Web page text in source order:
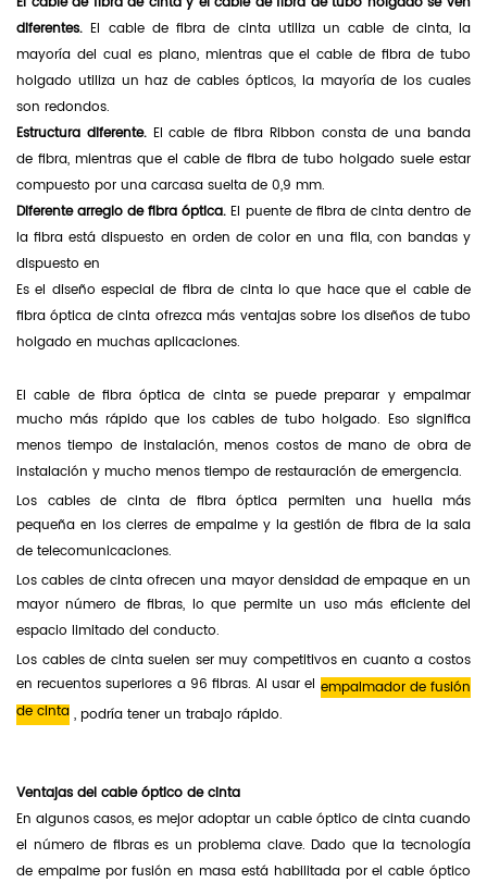
diferentes.El cable de fibra de cinta utiliza un cable de cinta, la
mayoría del cual es plano, mientras que el cable de fibra de tubo
holgado utiliza un haz de cables ópticos, la mayoría de los cuales
son redondos.
Estructura diferente. El cable de fibra Ribbon consta de una banda
de fibra, mientras que el cable de fibra de tubo holgado suele estar
compuesto por una carcasa suelta de 0,9 mm.
Diferente arreglo de fibra óptica.El puente de fibra de cinta dentro de
la fibra está dispuesto en orden de color en una fila, con bandas y
dispuesto en
Es el diseño especial de fibra de cinta lo que hace que el cable de
fibra óptica de cinta ofrezca más ventajas sobre los diseños de tubo
holgado en muchas aplicaciones.
El cable de fibra óptica de cinta se puede preparar y empalmar
mucho más rápido que los cables de tubo holgado. Eso significa
menos tiempo de instalación, menos costos de mano de obra de
instalación y mucho menos tiempo de restauración de emergencia.
Los cables de cinta de fibra óptica permiten una huella más
pequeña en los cierres de empalme y la gestión de fibra de la sala
de telecomunicaciones.
Los cables de cinta ofrecen una mayor densidad de empaque en un
mayor número de fibras, lo que permite un uso más eficiente del
espacio limitado del conducto.
Los cables de cinta suelen ser muy competitivos en cuanto a costos
en recuentos superiores a 96 fibras. Al usar el empalmador de fusión
de cinta , podría tener un trabajo rápido.
Ventajas del cable óptico de cinta
En algunos casos, es mejor adoptar un cable óptico de cinta cuando
el número de fibras es un problema clave. Dado que la tecnología
de empalme por fusión en masa está habilitada por el cable óptico